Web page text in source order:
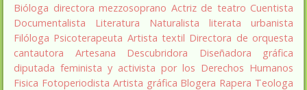
Bióloga directora mezzosoprano Actriz de teatro Cuentista
Documentalista
Literatura Naturalista literata
urbanista
Filóloga Psicoterapeuta Artista textil Directora de orquesta
cantautora
Artesana Descubridora
Diseñadora gráfica
diputada feminista y activista por los Derechos Humanos
Fisica Fotoperiodista Artista gráfica Blogera Rapera Teologa